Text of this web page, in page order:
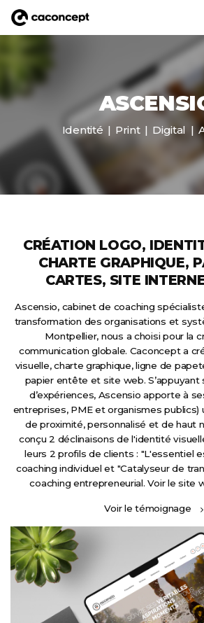
Identité Print Digital
CRÉATION LOGO,
CHARTE GRAPHIQUE,
CARTES, SITE
Ascensio, cabinet de coaching
transformation des organisations et
Montpellier, nous a choisi pour la
communication globale. Caconcept a
visuelle, charte graphique, ligne de
papier entête et site web. S’appuyant
d’expériences, Ascensio apporte à
entreprises, PME et organismes publics)
de proximité, personnalisé et de haut
conçu 2 déclinaisons de l'identité
leurs 2 profils de clients : "L'essentiel
coaching individuel et "Catalyseur de
coaching entrepreneurial. Voir le site
Voir le témoignage